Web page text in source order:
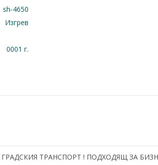
sh-4650
Изгрев
0001 г.
ТРАНСПОРТ ! ПОДХОДЯЩ ЗА